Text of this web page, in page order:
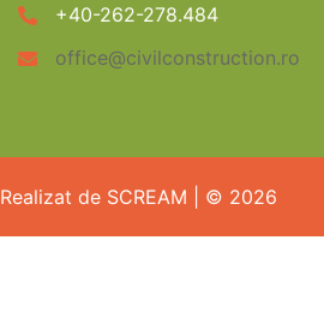
+40-262-278.484
office@civilconstruction.ro
Realizat de SCREAM | © 2026